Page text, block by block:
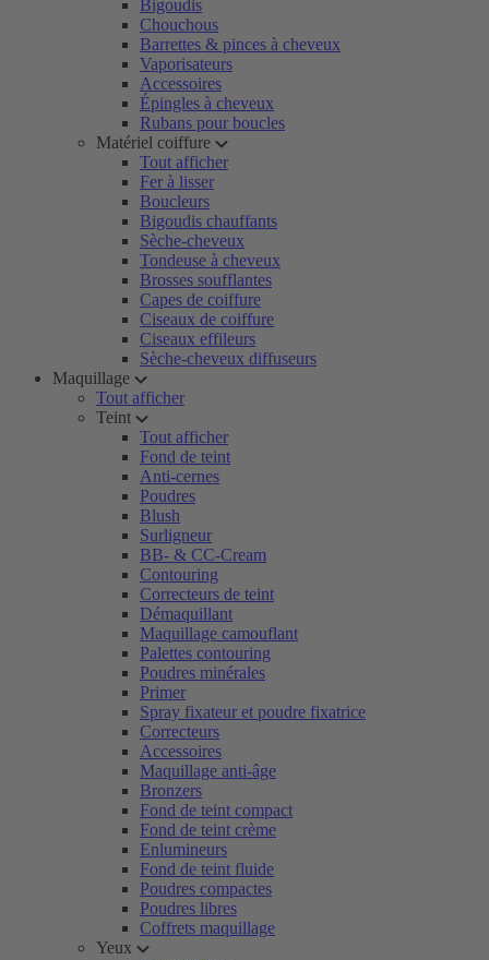
Bigoudis
Chouchous
Barrettes & pinces à cheveux
Vaporisateurs
Accessoires
Épingles à cheveux
Rubans pour boucles
Matériel coiffure
Tout afficher
Fer à lisser
Boucleurs
Bigoudis chauffants
Sèche-cheveux
Tondeuse à cheveux
Brosses soufflantes
Capes de coiffure
Ciseaux de coiffure
Ciseaux effileurs
Sèche-cheveux diffuseurs
Maquillage
Tout afficher
Teint
Tout afficher
Fond de teint
Anti-cernes
Poudres
Blush
Surligneur
BB- & CC-Cream
Contouring
Correcteurs de teint
Démaquillant
Maquillage camouflant
Palettes contouring
Poudres minérales
Primer
Spray fixateur et poudre fixatrice
Correcteurs
Accessoires
Maquillage anti-âge
Bronzers
Fond de teint compact
Fond de teint crème
Enlumineurs
Fond de teint fluide
Poudres compactes
Poudres libres
Coffrets maquillage
Yeux